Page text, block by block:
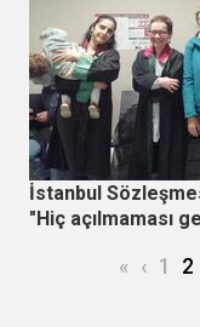
İstanbul
"Hiç açılmaması
Sayfalamaİlk sayfa
« ‹ Page
1 2